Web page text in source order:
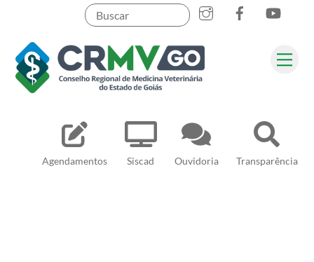
content
Agendamentos Siscad Ouvidoria Transparência
Pesquisar